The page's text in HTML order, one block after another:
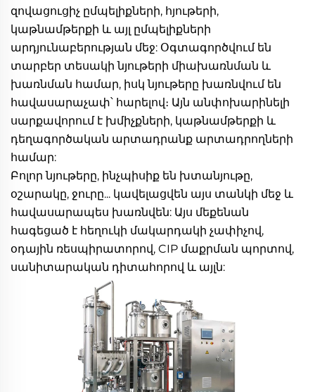
զովացուցիչ ըմպելիքների, հյութերի,
կաթնամթերքի և այլ ըմպելիքների
արդյունաբերության մեջ: Օգտագործվում են
տարբեր տեսակի նյութերի միախառնման և
խառնման համար, իսկ նյութերը խառնվում են
հավասարաչափ՝ հարելով։ Այն անփոխարինելի
սարքավորում է խմիչքների, կաթնամթերքի և
դեղագործական արտադրանք արտադրողների
համար:
Բոլոր նյութերը, ինչպիսիք են խտանյութը,
օշարակը, ջուրը... կավելացվեն այս տանկի մեջ և
հավասարապես խառնվեն: Այս մեքենան
հագեցած է հեղուկի մակարդակի չափիչով,
օդային ռեսպիրատորով, CIP մաքրման պորտով,
սանիտարական դիտահորով և այլն: